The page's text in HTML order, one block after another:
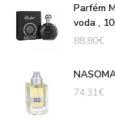
Parfém
voda ,
88,80€
74,31€